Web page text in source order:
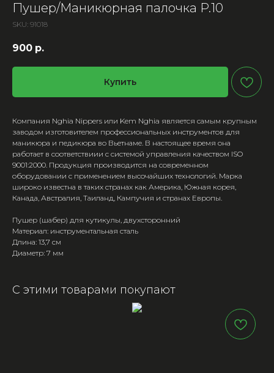
Пушер/Маникюрная палочка P.10
SKU: 91018
900 р.
Купить
Компания Nghia Nippers или Kem Nghia является самым крупным
заводом изготовителем профессиональных инструментов для
маникюра и педикюра во Вьетнаме. В настоящее время она
работает в соответствиии с системой управления качеством ISO
9001:2000. Продукция производится на современном
оборудовании с применением высочайших технологий. Марка
широко известна в таких странах как Америка, Южная корея,
Канада, Австралия, Таиланд, Кампучия и странах Европы.
Пушер (шабер) для кутикулы, двухсторонний
Материал: инструментальная сталь
Длина: 13,7 см
Диаметр: 7 мм
С этими товарами покупают